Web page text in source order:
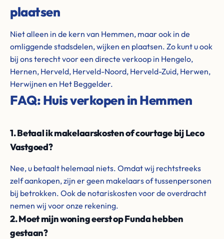
plaatsen
Niet alleen in de kern van Hemmen, maar ook in de
omliggende stadsdelen, wijken en plaatsen. Zo kunt u ook
bij ons terecht voor een directe verkoop in Hengelo,
Hernen, Herveld, Herveld-Noord, Herveld-Zuid, Herwen,
Herwijnen en Het Beggelder.
FAQ: Huis verkopen in Hemmen
1. Betaal ik makelaarskosten of courtage bij Leco
Vastgoed?
Nee, u betaalt helemaal niets. Omdat wij rechtstreeks
zelf aankopen, zijn er geen makelaars of tussenpersonen
bij betrokken. Ook de notariskosten voor de overdracht
nemen wij voor onze rekening.
2. Moet mijn woning eerst op Funda hebben
gestaan?